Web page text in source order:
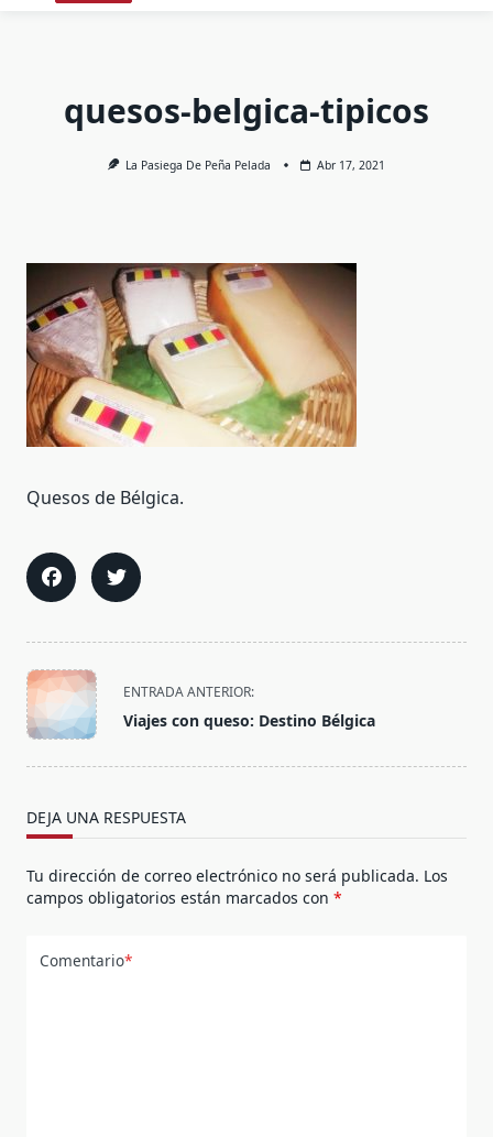
quesos-belgica-tipicos
La Pasiega De Peña Pelada Abr 17, 2021
Quesos de Bélgica.
<span
class="nav-
subtitle
screen-
text">Página</span>
ENTRADA ANTERIOR:
Viajes con queso: Destino Bélgica
DEJA UNA RESPUESTA
Tu dirección de correo electrónico no será publicada. Los
campos obligatorios están marcados con *
Comentario*